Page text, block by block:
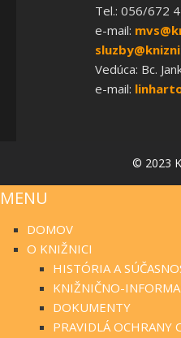
Tel.: 056/672
e-mail:
Vedúca: Bc.
e-mail:
© 2023
MENU
DOMOV
O KNIŽNICI
HISTÓRIA A
KNIŽNIČNO-
DOKUMENTY
PRAVIDLÁ OCHRANY